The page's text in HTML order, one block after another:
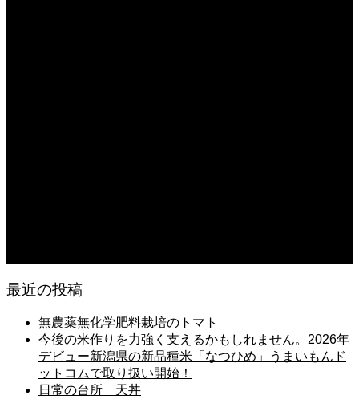
最近の投稿
無農薬無化学肥料栽培のトマト
今後の米作りを力強く支えるかもしれません。2026年
デビュー新潟県の新品種米「なつひめ」うまいもんド
ットコムで取り扱い開始！
日常の台所 天丼